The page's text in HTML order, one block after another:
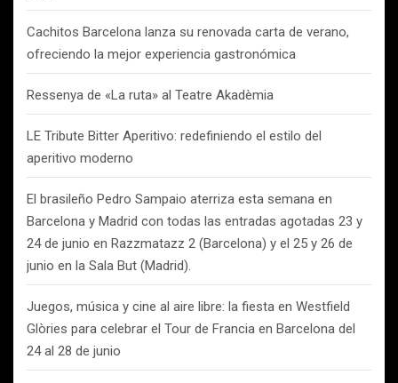
Cachitos Barcelona lanza su renovada carta de verano,
ofreciendo la mejor experiencia gastronómica
Ressenya de «La ruta» al Teatre Akadèmia
LE Tribute Bitter Aperitivo: redefiniendo el estilo del
aperitivo moderno
El brasileño Pedro Sampaio aterriza esta semana en
Barcelona y Madrid con todas las entradas agotadas 23 y
24 de junio en Razzmatazz 2 (Barcelona) y el 25 y 26 de
junio en la Sala But (Madrid).
Juegos, música y cine al aire libre: la fiesta en Westfield
Glòries para celebrar el Tour de Francia en Barcelona del
24 al 28 de junio